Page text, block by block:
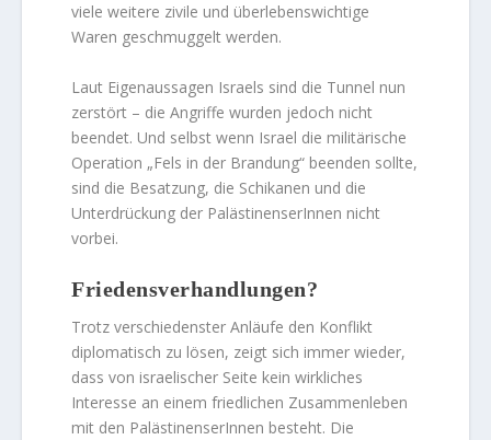
viele weitere zivile und überlebenswichtige
Waren geschmuggelt werden.
Laut Eigenaussagen Israels sind die Tunnel nun
zerstört – die Angriffe wurden jedoch nicht
beendet. Und selbst wenn Israel die militärische
Operation „Fels in der Brandung“ beenden sollte,
sind die Besatzung, die Schikanen und die
Unterdrückung der PalästinenserInnen nicht
vorbei.
Friedensverhandlungen?
Trotz verschiedenster Anläufe den Konflikt
diplomatisch zu lösen, zeigt sich immer wieder,
dass von israelischer Seite kein wirkliches
Interesse an einem friedlichen Zusammenleben
mit den PalästinenserInnen besteht. Die